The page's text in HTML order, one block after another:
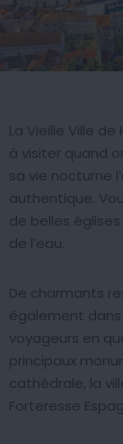
La Vieille Ville
à visiter quand
sa vie nocturne
authentique.
de belles
de l’eau.
De charmants
également dans
voyageurs en
principaux
cathédrale, la
Forteresse